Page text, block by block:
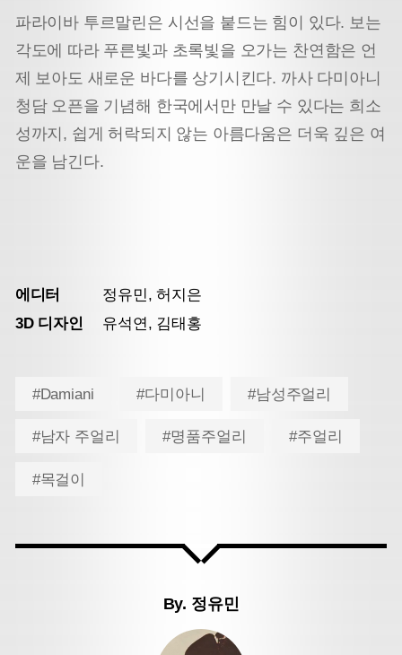
파라이바 투르말린은 시선을 붙드는 힘이 있다. 보는
각도에 따라 푸른빛과 초록빛을 오가는 찬연함은 언
제 보아도 새로운 바다를 상기시킨다. 까사 다미아니
청담 오픈을 기념해 한국에서만 만날 수 있다는 희소
성까지, 쉽게 허락되지 않는 아름다움은 더욱 깊은 여
운을 남긴다.
에디터
정유민, 허지은
3D 디자인
유석연, 김태홍
#Damiani #다미아니 #남성주얼리
#남자 주얼리 #명품주얼리 #주얼리
#목걸이
By. 정유민